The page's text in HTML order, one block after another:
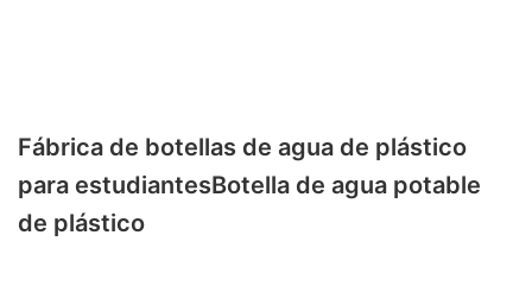
Fábrica de botellas de agua de plástico
para estudiantesBotella de agua potable
de plástico